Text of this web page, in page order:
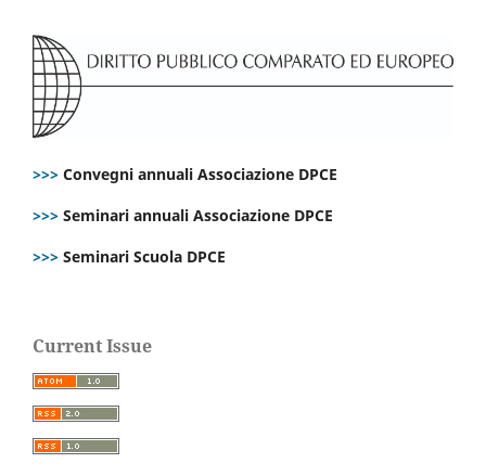
>>> Convegni annuali Associazione DPCE
>>> Seminari annuali Associazione DPCE
>>> Seminari Scuola DPCE
Current Issue